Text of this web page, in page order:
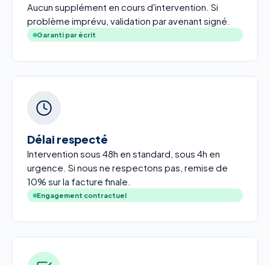
Aucun supplément en cours d'intervention. Si
problème imprévu, validation par avenant signé.
Garanti par écrit
Délai respecté
Intervention sous 48h en standard, sous 4h en
urgence. Si nous ne respectons pas, remise de
10% sur la facture finale.
Engagement contractuel